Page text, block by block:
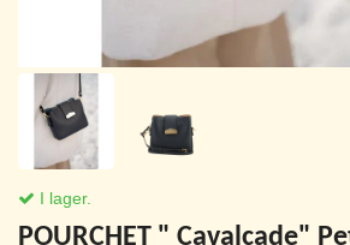
I lager.
POURCHET " Cavalcade"